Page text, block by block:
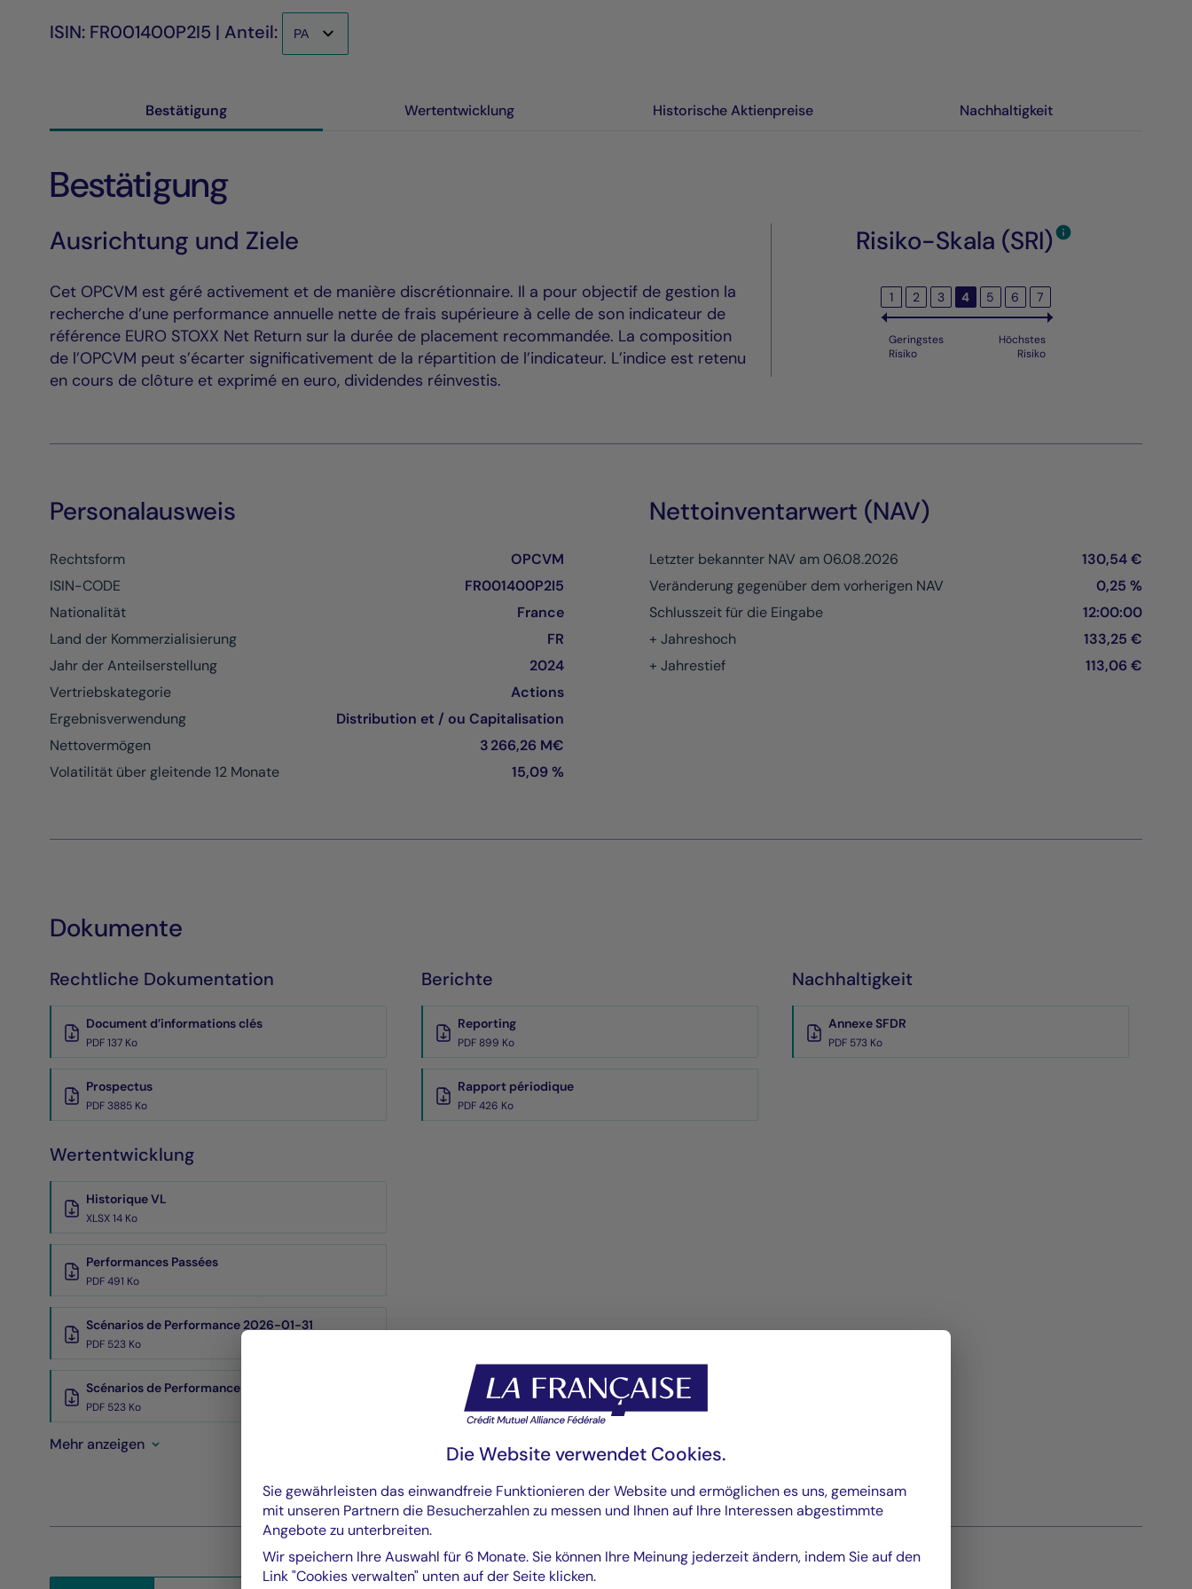
ISIN: FR001400P2I5 | Anteil:
Bestätigung Wertentwicklung Historische Aktienpreise Nachhaltigkeit
Bestätigung
Ausrichtung und Ziele
Cet OPCVM est géré activement et de manière discrétionnaire. Il a pour objectif de gestion la
recherche d’une performance annuelle nette de frais supérieure à celle de son indicateur de
référence EURO STOXX Net Return sur la durée de placement recommandée. La composition
de l’OPCVM peut s’écarter significativement de la répartition de l’indicateur. L’indice est retenu
en cours de clôture et exprimé en euro, dividendes réinvestis.
Risiko-Skala (SRI)
1 2 3 4 5 6 7
Geringstes
Risiko
Höchstes
Risiko
Personalausweis
Rechtsform
OPCVM
ISIN-CODE
FR001400P2I5
Nationalität
France
Land der Kommerzialisierung
FR
Jahr der Anteilserstellung
2024
Vertriebskategorie
Actions
Ergebnisverwendung
Distribution et / ou Capitalisation
Nettovermögen
3 266,26 M€
Volatilität über gleitende 12 Monate
15,09 %
Nettoinventarwert (NAV)
Letzter bekannter NAV am 06.08.2026
130,54 €
Veränderung gegenüber dem vorherigen NAV
0,25 %
Schlusszeit für die Eingabe
12:00:00
+ Jahreshoch
133,25 €
+ Jahrestief
113,06 €
Dokumente
Rechtliche Dokumentation
Document d’informations clés
PDF 137 Ko
Prospectus
PDF 3885 Ko
Berichte
Reporting
PDF 899 Ko
Rapport périodique
PDF 426 Ko
Nachhaltigkeit
Annexe SFDR
PDF 573 Ko
Wertentwicklung
Historique VL
XLSX 14 Ko
Performances Passées
PDF 491 Ko
Scénarios de Performance 2026-01-31
PDF 523 Ko
Scénarios de Performance 2025-12-31
PDF 523 Ko
Mehr anzeigen Die Website verwendet Cookies.
Sie gewährleisten das einwandfreie Funktionieren der Website und ermöglichen es uns, gemeinsam
mit unseren Partnern die Besucherzahlen zu messen und Ihnen auf Ihre Interessen abgestimmte
Angebote zu unterbreiten.
Wir speichern Ihre Auswahl für 6 Monate. Sie können Ihre Meinung jederzeit ändern, indem Sie auf den
Link "Cookies verwalten" unten auf der Seite klicken.